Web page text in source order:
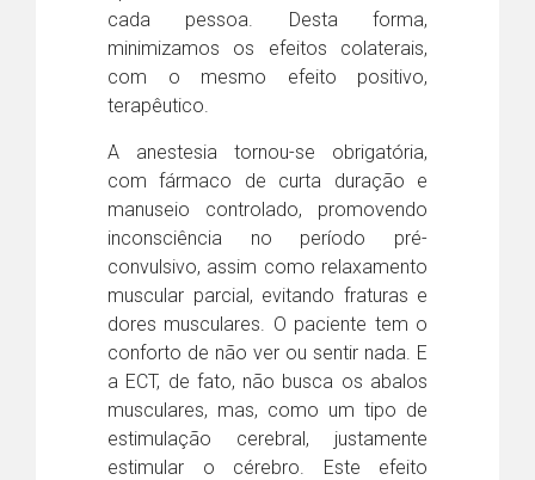
cada pessoa. Desta forma,
minimizamos os efeitos colaterais,
com o mesmo efeito positivo,
terapêutico.
A anestesia tornou-se obrigatória,
com fármaco de curta duração e
manuseio controlado, promovendo
inconsciência no período pré-
convulsivo, assim como relaxamento
muscular parcial, evitando fraturas e
dores musculares. O paciente tem o
conforto de não ver ou sentir nada. E
a ECT, de fato, não busca os abalos
musculares, mas, como um tipo de
estimulação cerebral, justamente
estimular o cérebro. Este efeito